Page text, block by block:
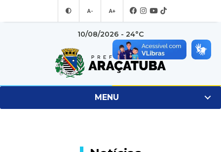
A- A+
10/08/2026 - 24°C
MENU